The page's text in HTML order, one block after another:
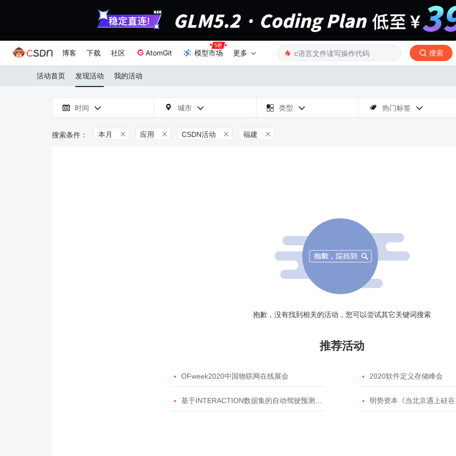
博客 下载 社区 AtomGit 模型市场 更多 搜索
活动首页 发现活动 我的活动
 时间   城市   类型   热门标签 
本月  应用  CSDN活动  福建 
抱歉，没有找到相关的活动，您可以尝试其它关键词搜索
推荐活动
 OFweek2020中国物联网在线展会  2020软件定义存储峰会
 基于INTERACTION数据集的自动驾驶预测模型挑战赛  明势资本《当北京遇上硅谷》系列